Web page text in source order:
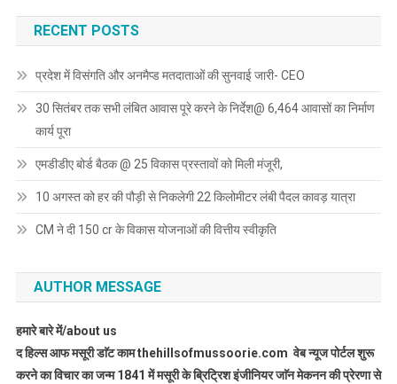
RECENT POSTS
प्रदेश में विसंगति और अनमैप्ड मतदाताओं की सुनवाई जारी- CEO
30 सितंबर तक सभी लंबित आवास पूरे करने के निर्देश@ 6,464 आवासों का निर्माण
कार्य पूरा
एमडीडीए बोर्ड बैठक @ 25 विकास प्रस्तावों को मिली मंजूरी,
10 अगस्त को हर की पौड़ी से निकलेगी 22 किलोमीटर लंबी पैदल कावड़ यात्रा
CM ने दी 150 cr के विकास योजनाओं की वित्तीय स्वीकृति
AUTHOR MESSAGE
हमारे बारे में/about us
द हिल्स आफ मसूरी डाॅट काम thehillsofmussoorie.com वेब न्यूज पोर्टल शुरू
करने का विचार का जन्म 1841 में मसूरी के ब्रिट्रिश इंजीनियर जाॅन मेकनन की प्रेरणा से